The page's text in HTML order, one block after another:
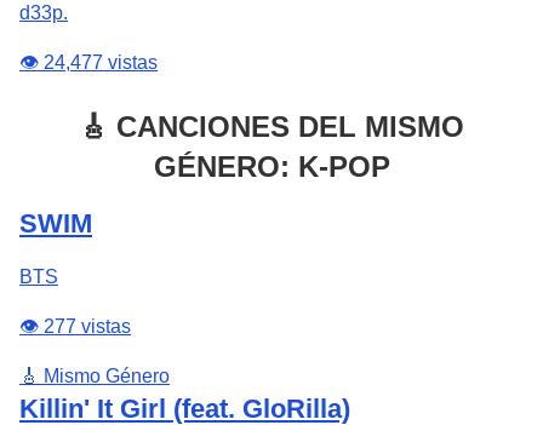
d33p.
👁️ 24,477 vistas
🎸 CANCIONES DEL MISMO
GÉNERO: K-POP
SWIM
BTS
👁️ 277 vistas
🎸 Mismo Género
Killin' It Girl (feat. GloRilla)